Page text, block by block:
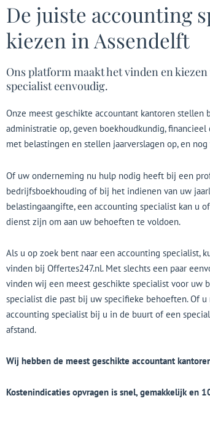
De juiste accounting
kiezen in Assendelft
Ons platform maakt het vinden en
specialist eenvoudig.
Onze meest geschikte accountant kantoren stellen
administratie op, geven boekhoudkundig,
met belastingen en stellen jaarverslagen op, en
Of uw onderneming nu hulp nodig heeft bij een
bedrijfsboekhouding of bij het indienen van uw
belastingaangifte, een accounting specialist kan u
dienst zijn om aan uw behoeften te voldoen.
Als u op zoek bent naar een accounting specialist,
vinden bij Offertes247.nl. Met slechts een paar
vinden wij een meest geschikte specialist voor uw
specialist die past bij uw specifieke behoeften. Of
accounting specialist bij u in de buurt of een
afstand.
Wij hebben de meest geschikte accountant
Kostenindicaties opvragen is snel, gemakkelijk en